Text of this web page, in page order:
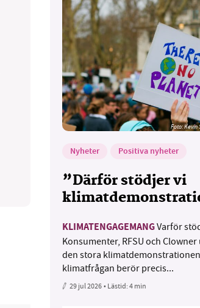
Foto:Kevin
Nyheter Positiva nyheter
”Därför stödjer vi
KLIMATENGAGEMANGVarför
Konsumenter, RFSU och
den stora
klimatfrågan berör precis...
29 jul 2026• Lästid:4 min